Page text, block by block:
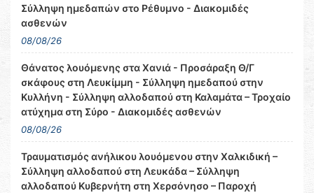
Σύλληψη ημεδαπών στο Ρέθυμνο - Διακομιδές
ασθενών
08/08/26
Θάνατος λουόμενης στα Χανιά - Προσάραξη Θ/Γ
σκάφους στη Λευκίμμη - Σύλληψη ημεδαπού στην
Κυλλήνη - Σύλληψη αλλοδαπού στη Καλαμάτα – Τροχαίο
ατύχημα στη Σύρο - Διακομιδές ασθενών
08/08/26
Τραυματισμός ανήλικου λουόμενου στην Χαλκιδική –
Σύλληψη αλλοδαπού στη Λευκάδα – Σύλληψη
αλλοδαπού Κυβερνήτη στη Χερσόνησο – Παροχή